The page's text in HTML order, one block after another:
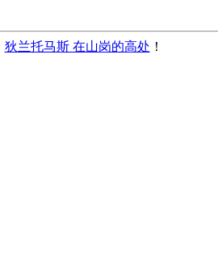
狄兰托马斯 在山岗的高处 ！